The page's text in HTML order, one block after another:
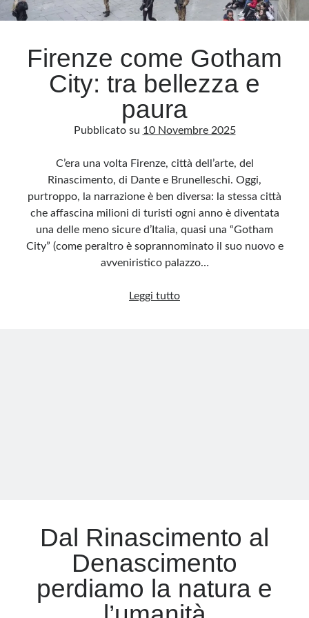
Archivio
Questo blog non rappresenta una testata giornalistica, in quanto viene aggiornato
senza alcuna periodicità. Non può pertanto considerarsi un prodotto editoriale ai
sensi della legge n· 62 del 7.03.2001. L’autore non è responsabile di quanto
pubblicato dai lettori nei commenti ai vari post. Saranno comunque cancellati quelli
ritenuti offensivi o lesivi dell’immagine o dell’onorabilità di terzi, di genere spam,
razzisti o che contengano dati personali non conformi al rispetto delle norme sulla
privacy. Alcune immagini inserite in questo blog sono tratte da Internet e, pertanto,
considerate di pubblico dominio. Qualora la loro pubblicazione violasse eventuali
diritti d’autore, vi invito a comunicarlo via e-mail a info[at]dinovalle.it e saranno
Firenze come Gotham
City: tra bellezza e
paura
Pubblicato su 10 Novembre 2025
C’era una volta Firenze, città dell’arte, del
Rinascimento, di Dante e Brunelleschi. Oggi,
purtroppo, la narrazione è ben diversa: la stessa città
che affascina milioni di turisti ogni anno è diventata
una delle meno sicure d’Italia, quasi una “Gotham
City” (come peraltro è soprannominato il suo nuovo e
avveniristico palazzo…
Leggi tuttoFirenze
Dal Rinascimento al
Denascimento
perdiamo la natura e